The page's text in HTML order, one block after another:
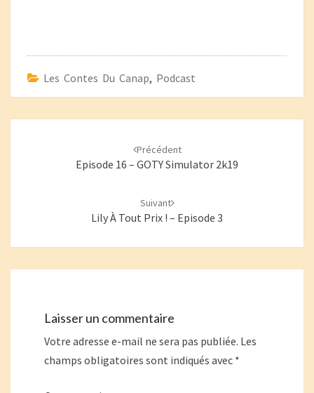
Les Contes Du Canap, Podcast
Précédent
Episode 16 – GOTY Simulator 2k19
Suivant
Lily À Tout Prix ! – Episode 3
Laisser un commentaire
Votre adresse e-mail ne sera pas publiée. Les
champs obligatoires sont indiqués avec *